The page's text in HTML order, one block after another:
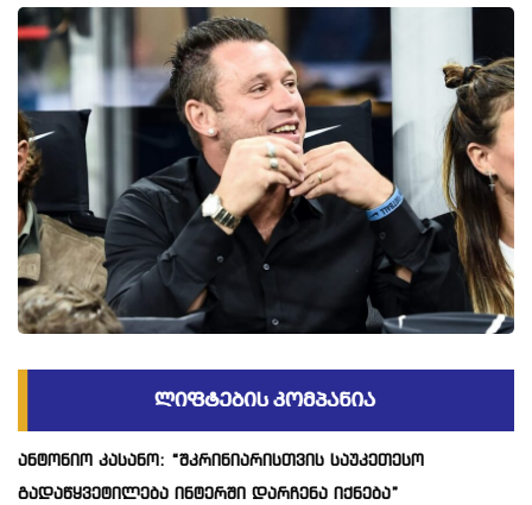
ანტონიო კასანო: “შკრინიარისთვის საუკეთესო
გადაწყვეტილება ინტერში დარჩენა იქნება”